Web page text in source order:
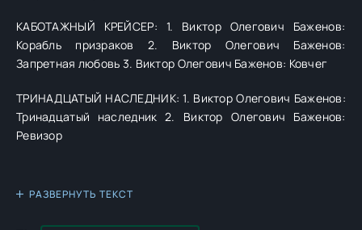
КАБОТАЖНЫЙ КРЕЙСЕР: 1. Виктор Олегович Баженов:
Корабль призраков 2. Виктор Олегович Баженов:
Запретная любовь 3. Виктор Олегович Баженов: Ковчег
ТРИНАДЦАТЫЙ НАСЛЕДНИК: 1. Виктор Олегович Баженов:
Тринадцатый наследник 2. Виктор Олегович Баженов:
Ревизор
РАЗВЕРНУТЬ ТЕКСТ